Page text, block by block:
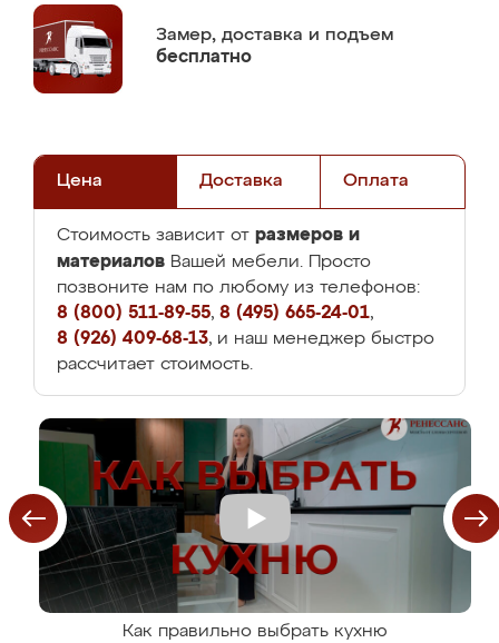
Замер, доставка и подъем
бесплатно
Цена Доставка Оплата
Стоимость зависит от размеров и
материалов Вашей мебели. Просто
позвоните нам по любому из телефонов:
8 (800) 511-89-55, 8 (495) 665-24-01,
8 (926) 409-68-13, и наш менеджер быстро
рассчитает стоимость.
Как правильно выбрать кухню